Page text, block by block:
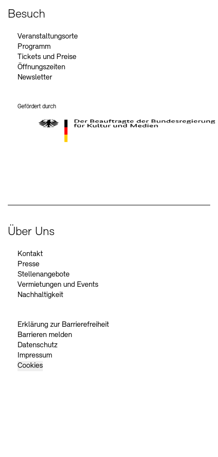
Besuch
Veranstaltungsorte
Programm
Tickets und Preise
Öffnungszeiten
Newsletter
Gefördert durch
Über Uns
Kontakt
Presse
Stellenangebote
Vermietungen und Events
Nachhaltigkeit
Erklärung zur Barrierefreiheit
Barrieren melden
Datenschutz
Impressum
Cookies